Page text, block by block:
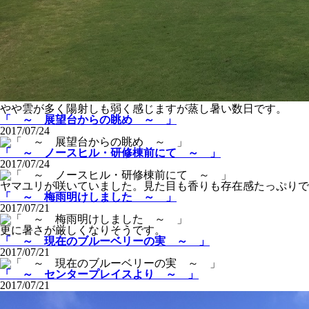
やや雲が多く陽射しも弱く感じますが蒸し暑い数日です。
「 ～ 展望台からの眺め ～ 」
2017/07/24
「 ～ ノースヒル・研修棟前にて ～ 」
2017/07/24
ヤマユリが咲いていました。見た目も香りも存在感たっぷり
「 ～ 梅雨明けしました ～ 」
2017/07/21
更に暑さが厳しくなりそうです。
「 ～ 現在のブルーベリーの実 ～ 」
2017/07/21
「 ～ センタープレイスより ～ 」
2017/07/21